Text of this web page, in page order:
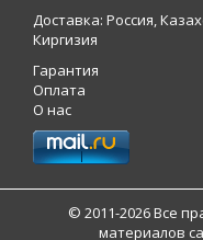
Доставка: Россия,
Киргизия
Гарантия
Оплата
О нас
© 2011-2026 Все
материалов